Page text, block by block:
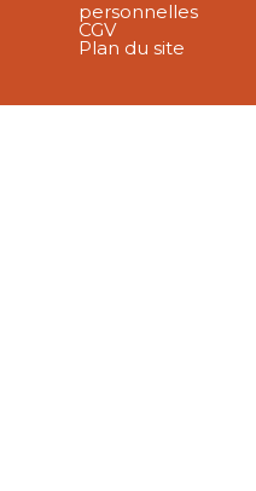
personnelles
CGV
Plan du site